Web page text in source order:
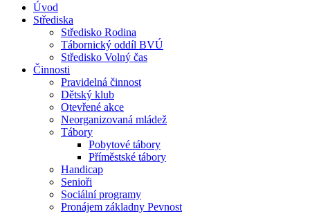
Úvod
Střediska
Středisko Rodina
Tábornický oddíl BVÚ
Středisko Volný čas
Činnosti
Pravidelná činnost
Dětský klub
Otevřené akce
Neorganizovaná mládež
Tábory
Pobytové tábory
Příměstské tábory
Handicap
Senioři
Sociální programy
Pronájem základny Pevnost